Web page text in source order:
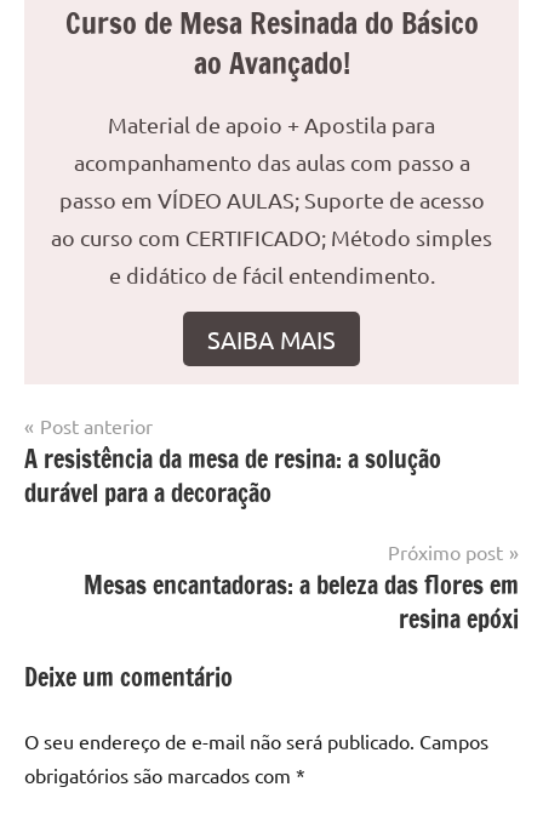
Curso de Mesa Resinada do Básico
ao Avançado!
Material de apoio + Apostila para
acompanhamento das aulas com passo a
passo em VÍDEO AULAS; Suporte de acesso
ao curso com CERTIFICADO; Método simples
e didático de fácil entendimento.
SAIBA MAIS
Marcado
com
mesa
epoxi
mesa
madeira,
Mesa
Mesa
resinada
Navegação
de
Post
Post anterior
A resistência da mesa de resina: a solução
durável para a decoração
Próximo post
Mesas encantadoras: a beleza das flores em
resina epóxi
Deixe um comentário
O seu endereço de e-mail não será publicado. Campos
obrigatórios são marcados com *